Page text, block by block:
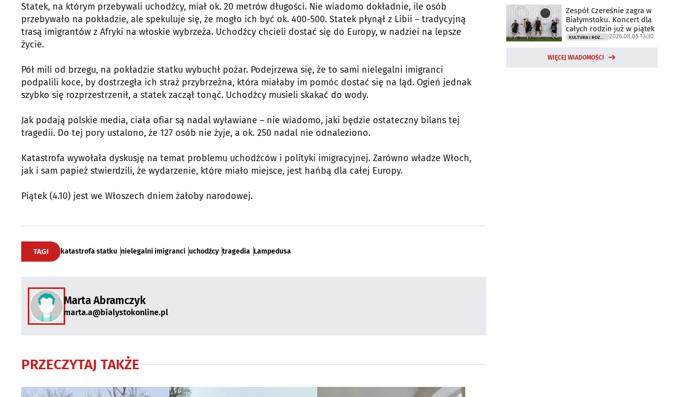
Statek, na którym przebywali uchodźcy, miał ok. 20 metrów długości. Nie wiadomo dokładnie, ile osób
przebywało na pokładzie, ale spekuluje się, że mogło ich być ok. 400-500. Statek płynął z Libii – tradycyjną
trasą imigrantów z Afryki na włoskie wybrzeża. Uchodźcy chcieli dostać się do Europy, w nadziei na lepsze
życie.
Pół mili od brzegu, na pokładzie statku wybuchł pożar. Podejrzewa się, że to sami nielegalni imigranci
podpalili koce, by dostrzegła ich straż przybrzeżna, która miałaby im pomóc dostać się na ląd. Ogień jednak
szybko się rozprzestrzenił, a statek zaczął tonąć. Uchodźcy musieli skakać do wody.
Jak podają polskie media, ciała ofiar są nadal wyławiane – nie wiadomo, jaki będzie ostateczny bilans tej
tragedii. Do tej pory ustalono, że 127 osób nie żyje, a ok. 250 nadal nie odnaleziono.
Katastrofa wywołała dyskusję na temat problemu uchodźców i polityki imigracyjnej. Zarówno władze Włoch,
jak i sam papież stwierdzili, że wydarzenie, które miało miejsce, jest hańbą dla całej Europy.
Piątek (4.10) jest we Włoszech dniem żałoby narodowej.
TAGI katastrofa statku nielegalni imigranci uchodźcy tragedia Lampedusa
Marta Abramczyk
marta.a@bialystokonline.pl
PRZECZYTAJ TAKŻE
Zespół Czereśnie zagra w
Białymstoku. Koncert dla
całych rodzin już w piątek
2026.08.05 13:30
WIĘCEJ WIADOMOŚCI